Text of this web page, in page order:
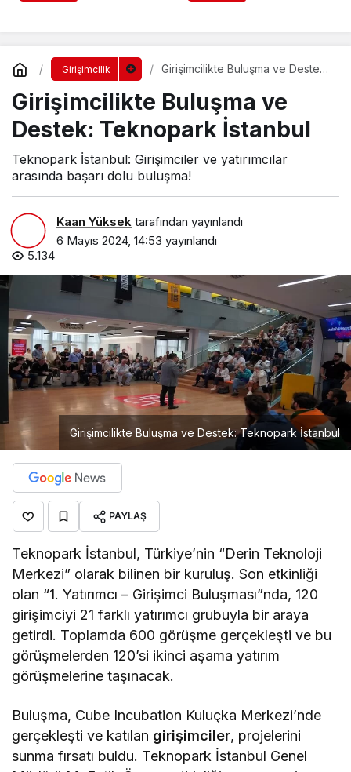
Girişimcilik
Girişimcilikte Buluşma ve Destek:
Girişimcilikte Buluşma ve
Destek: Teknopark İstanbul
Teknopark İstanbul: Girişimciler ve yatırımcılar
arasında başarı dolu buluşma!
Kaan Yüksek tarafından yayınlandı
6 Mayıs 2024, 14:53 yayınlandı
5.134
Girişimcilikte Buluşma ve Destek: Teknopark İstanbul
PAYLAŞ
Teknopark İstanbul, Türkiye’nin “Derin Teknoloji
Merkezi” olarak bilinen bir kuruluş. Son etkinliği
olan “1. Yatırımcı – Girişimci Buluşması”nda, 120
girişimciyi 21 farklı yatırımcı grubuyla bir araya
getirdi. Toplamda 600 görüşme gerçekleşti ve bu
görüşmelerden 120’si ikinci aşama yatırım
görüşmelerine taşınacak.
Buluşma, Cube Incubation Kuluçka Merkezi’nde
gerçekleşti ve katılan girişimciler, projelerini
sunma fırsatı buldu. Teknopark İstanbul Genel